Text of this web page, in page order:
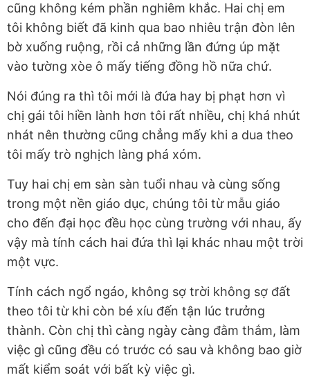
cũng không kém phần nghiêm khắc. Hai chị em
tôi không biết đã kinh qua bao nhiêu trận đòn lên
bờ xuống ruộng, rồi cả những lần đứng úp mặt
vào tường xòe ô mấy tiếng đồng hồ nữa chứ.
Nói đúng ra thì tôi mới là đứa hay bị phạt hơn vì
chị gái tôi hiền lành hơn tôi rất nhiều, chị khá nhút
nhát nên thường cũng chẳng mấy khi a dua theo
tôi mấy trò nghịch làng phá xóm.
Tuy hai chị em sàn sàn tuổi nhau và cùng sống
trong một nền giáo dục, chúng tôi từ mẫu giáo
cho đến đại học đều học cùng trường với nhau, ấy
vậy mà tính cách hai đứa thì lại khác nhau một trời
một vực.
Tính cách ngổ ngáo, không sợ trời không sợ đất
theo tôi từ khi còn bé xíu đến tận lúc trưởng
thành. Còn chị thì càng ngày càng đằm thắm, làm
việc gì cũng đều có trước có sau và không bao giờ
mất kiểm soát với bất kỳ việc gì.